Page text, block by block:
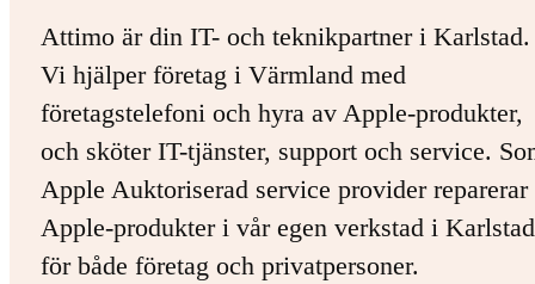
Attimo är din IT- och teknikpartner i Karlstad.
Vi hjälper företag i Värmland med
företagstelefoni och hyra av Apple-produkter,
och sköter IT-tjänster, support och service.
Apple Auktoriserad service provider
Apple-produkter i vår egen verkstad i
för både företag och privatpersoner.